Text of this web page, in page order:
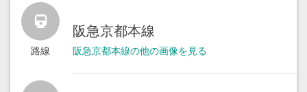
路線
阪急京都本線
阪急京都本線の他の画像を見る